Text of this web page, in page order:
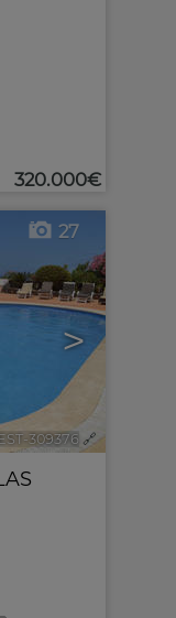
320.000€
>
27
309376 🔗